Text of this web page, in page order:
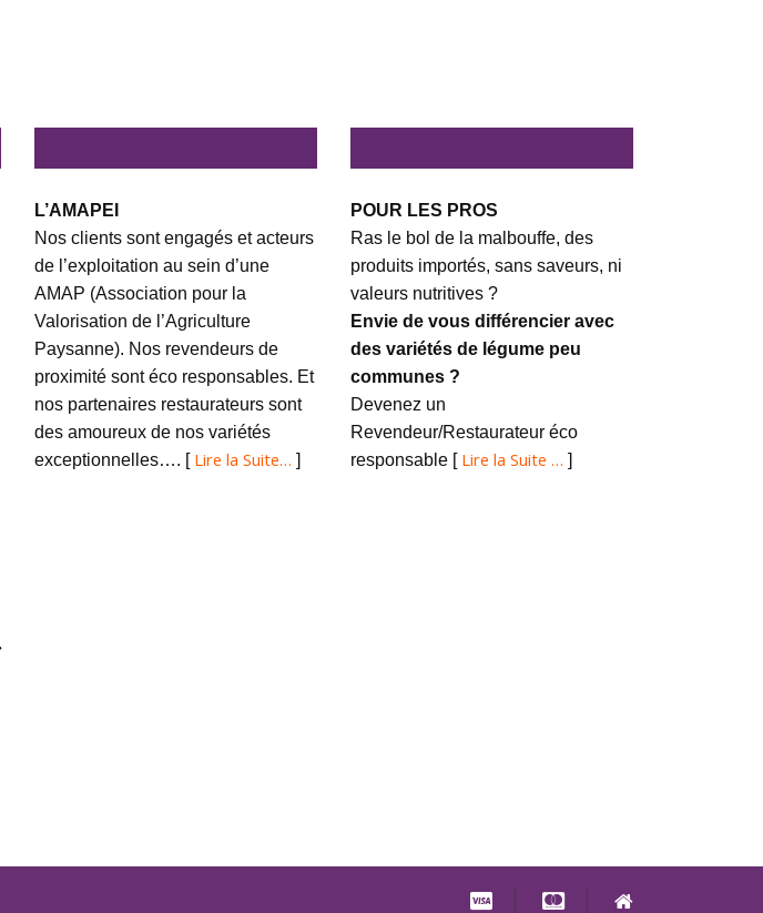
L’AMAPEI
Nos clients sont engagés et acteurs
de l’exploitation au sein d’une
AMAP (Association pour la
Valorisation de l’Agriculture
Paysanne). Nos revendeurs de
proximité sont éco responsables. Et
nos partenaires restaurateurs sont
des amoureux de nos variétés
exceptionnelles…. [ Lire la Suite… ]
POUR LES PROS
Ras le bol de la malbouffe, des
produits importés, sans saveurs, ni
valeurs nutritives ?
Envie de vous différencier avec
des variétés de légume peu
communes ?
Devenez un
Revendeur/Restaurateur éco
responsable [ Lire la Suite … ]